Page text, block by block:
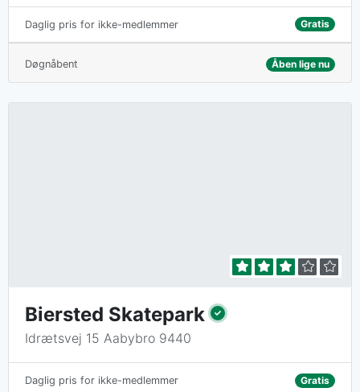
Daglig pris for ikke-medlemmer Gratis
Døgnåbent Åben lige nu
Biersted Skatepark
Idrætsvej 15 Aabybro 9440
Daglig pris for ikke-medlemmer Gratis